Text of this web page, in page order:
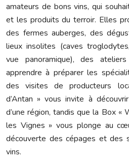
amateurs de bons vins, qui
et les produits du terroir. Elles
des fermes auberges, des
lieux insolites (caves
vue panoramique), des
apprendre à préparer les
des visites de producteurs
d’Antan » vous invite à
d’une région, tandis que la Box «
les Vignes » vous plonge au
découverte des cépages et des
vins.